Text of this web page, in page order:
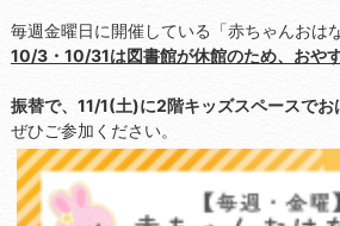
毎週金曜日に開催している「赤ちゃんおは
10/3・10/31は図書館が休館のため、おやす
振替で、11/1(土)に2階キッズスペースでお
ぜひご参加ください。